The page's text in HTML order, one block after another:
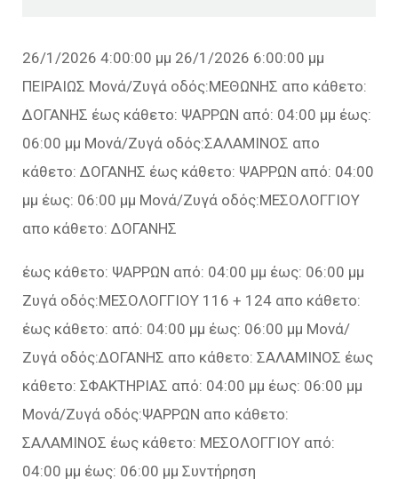
26/1/2026 4:00:00 μμ 26/1/2026 6:00:00 μμ
ΠΕΙΡΑΙΩΣ Μονά/Ζυγά οδός:ΜΕΘΩΝΗΣ απο κάθετο:
ΔΟΓΑΝΗΣ έως κάθετο: ΨΑΡΡΩΝ από: 04:00 μμ έως:
06:00 μμ Μονά/Ζυγά οδός:ΣΑΛΑΜΙΝΟΣ απο
κάθετο: ΔΟΓΑΝΗΣ έως κάθετο: ΨΑΡΡΩΝ από: 04:00
μμ έως: 06:00 μμ Μονά/Ζυγά οδός:ΜΕΣΟΛΟΓΓΙΟΥ
απο κάθετο: ΔΟΓΑΝΗΣ
έως κάθετο: ΨΑΡΡΩΝ από: 04:00 μμ έως: 06:00 μμ
Ζυγά οδός:ΜΕΣΟΛΟΓΓΙΟΥ 116 + 124 απο κάθετο:
έως κάθετο: από: 04:00 μμ έως: 06:00 μμ Μονά/
Ζυγά οδός:ΔΟΓΑΝΗΣ απο κάθετο: ΣΑΛΑΜΙΝΟΣ έως
κάθετο: ΣΦΑΚΤΗΡΙΑΣ από: 04:00 μμ έως: 06:00 μμ
Μονά/Ζυγά οδός:ΨΑΡΡΩΝ απο κάθετο:
ΣΑΛΑΜΙΝΟΣ έως κάθετο: ΜΕΣΟΛΟΓΓΙΟΥ από:
04:00 μμ έως: 06:00 μμ Συντήρηση